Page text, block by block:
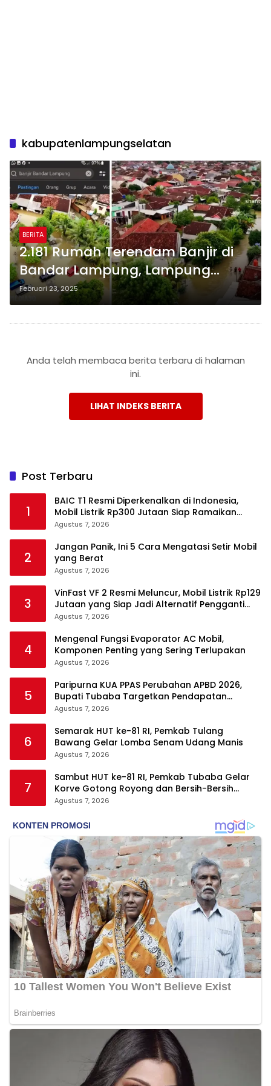
kabupatenlampungselatan
BERITA
2.181 Rumah Terendam Banjir di
Bandar Lampung, Lampung
Selatan, dan Pesawaran: Tiga
Warga Tewas
Februari 23, 2025
Anda telah membaca berita terbaru di halaman
ini.
LIHAT INDEKS BERITA
Post Terbaru
1
BAIC T1 Resmi Diperkenalkan di Indonesia,
Mobil Listrik Rp300 Jutaan Siap Ramaikan
Pasar EV
Agustus 7, 2026
2
Jangan Panik, Ini 5 Cara Mengatasi Setir Mobil
yang Berat
Agustus 7, 2026
3
VinFast VF 2 Resmi Meluncur, Mobil Listrik Rp129
Jutaan yang Siap Jadi Alternatif Pengganti
Motor
Agustus 7, 2026
4
Mengenal Fungsi Evaporator AC Mobil,
Komponen Penting yang Sering Terlupakan
Agustus 7, 2026
5
Paripurna KUA PPAS Perubahan APBD 2026,
Bupati Tubaba Targetkan Pendapatan
Daerah Rp820,3 Miliar
Agustus 7, 2026
6
Semarak HUT ke-81 RI, Pemkab Tulang
Bawang Gelar Lomba Senam Udang Manis
Agustus 7, 2026
7
Sambut HUT ke-81 RI, Pemkab Tubaba Gelar
Korve Gotong Royong dan Bersih-Bersih
Serentak
Agustus 7, 2026